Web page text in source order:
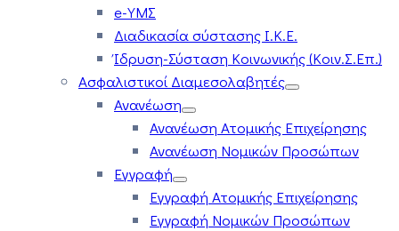
e-ΥΜΣ
Διαδικασία σύστασης Ι.Κ.Ε.
Ίδρυση-Σύσταση Κοινωνικής (Κοιν.Σ.Επ.)
Ασφαλιστικοί Διαμεσολαβητές
Ανανέωση
Ανανέωση Ατομικής Επιχείρησης
Ανανέωση Νομικών Προσώπων
Εγγραφή
Εγγραφή Ατομικής Επιχείρησης
Εγγραφή Νομικών Προσώπων